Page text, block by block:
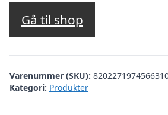
Gå til shop
Varenummer (SKU):
Kategori: Produkter